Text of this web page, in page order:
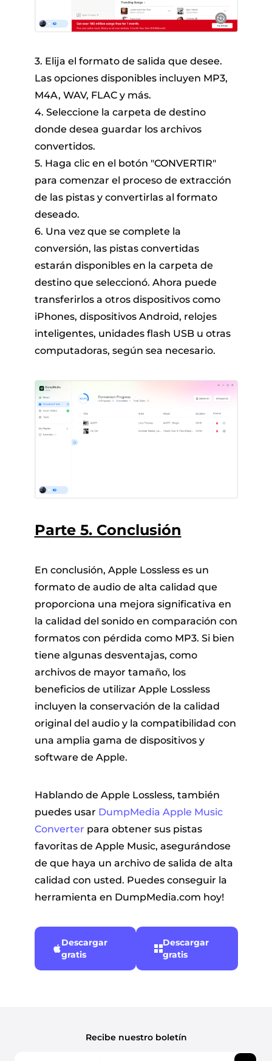
3. Elija el formato de salida que desee.
Las opciones disponibles incluyen MP3,
M4A, WAV, FLAC y más.
4. Seleccione la carpeta de destino
donde desea guardar los archivos
convertidos.
5. Haga clic en el botón "CONVERTIR"
para comenzar el proceso de extracción
de las pistas y convertirlas al formato
deseado.
6. Una vez que se complete la
conversión, las pistas convertidas
estarán disponibles en la carpeta de
destino que seleccionó. Ahora puede
transferirlos a otros dispositivos como
iPhones, dispositivos Android, relojes
inteligentes, unidades flash USB u otras
computadoras, según sea necesario.
Parte 5. Conclusión
En conclusión, Apple Lossless es un
formato de audio de alta calidad que
proporciona una mejora significativa en
la calidad del sonido en comparación con
formatos con pérdida como MP3. Si bien
tiene algunas desventajas, como
archivos de mayor tamaño, los
beneficios de utilizar Apple Lossless
incluyen la conservación de la calidad
original del audio y la compatibilidad con
una amplia gama de dispositivos y
software de Apple.
Hablando de Apple Lossless, también
puedes usar DumpMedia Apple Music
Converter para obtener sus pistas
favoritas de Apple Music, asegurándose
de que haya un archivo de salida de alta
calidad con usted. Puedes conseguir la
herramienta en DumpMedia.com hoy!
Descargar
gratis
Descargar
gratis
Recibe nuestro boletín